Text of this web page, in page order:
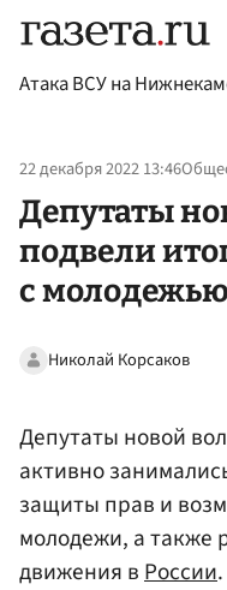
Атака ВСУ на
22 декабря 2022 13:46
Депутаты
подвели
с молодежью
Николай Корсаков
Депутаты новой
активно
защиты прав и
молодежи, а также
движения вРоссии.